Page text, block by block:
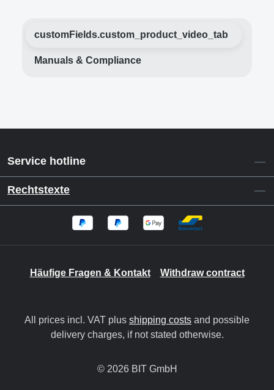
customFields.custom_product_video_tab
Manuals & Compliance
Service hotline
Rechtstexte
Häufige Fragen & Kontakt Withdraw contract
All prices incl. VAT plus shipping costs and possible
delivery charges, if not stated otherwise.
© 2026 BIT GmbH